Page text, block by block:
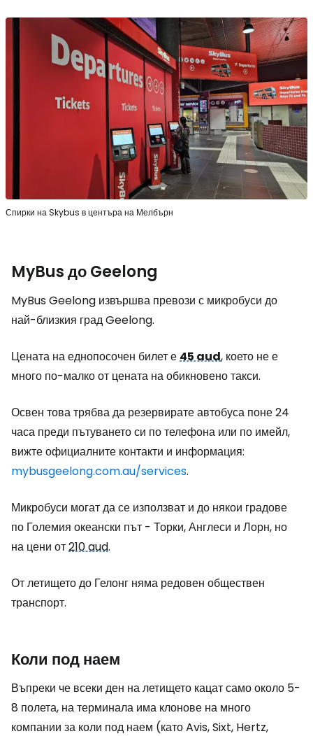
Спирки на Skybus в центъра на Мелбърн
MyBus до Geelong
MyBus Geelong извършва превози с микробуси до
най-близкия град Geelong.
Цената на еднопосочен билет е 45 aud, което не е
много по-малко от цената на обикновено такси.
Освен това трябва да резервирате автобуса поне 24
часа преди пътуването си по телефона или по имейл,
вижте официалните контакти и информация:
mybusgeelong.com.au/services.
Микробуси могат да се използват и до някои градове
по Големия океански път - Торки, Англеси и Лорн, но
на цени от210 aud.
От летището до Гелонг няма редовен обществен
транспорт.
Коли под наем
Въпреки че всеки ден на летището кацат само около 5-
8 полета, на терминала има клонове на много
компании за коли под наем (като Avis, Sixt, Hertz,